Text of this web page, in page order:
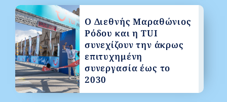
Ο Διεθνής Μαραθώνιος
Ρόδου και η TUI
συνεχίζουν την άκρως
επιτυχημένη
συνεργασία έως το
2030